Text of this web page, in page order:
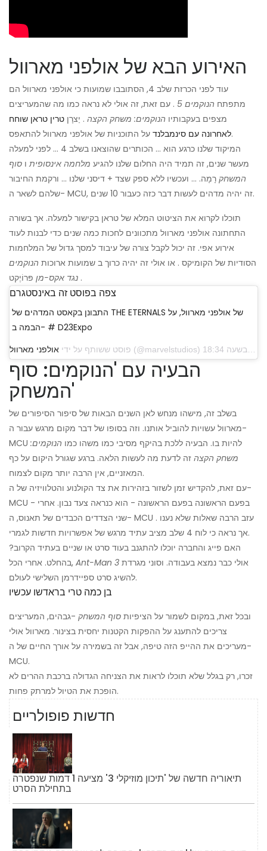
האירוע הבא של אולפני מארוול
עוד לפני הכרזת שלב 4, הסתובבו שמועות כי אולפני מארוול הם
מתפתח הנוקמים 5
. עם זאת, זה אולי לא נראה כמו מה שהמעריצים
מצפים בעקבותיו הנוקמים: משחק הקצה . יַצרָן טרין טראן שוחח
לאחרונה עם סינמבלנדעל התוכניות של אולפני מארוול להתאפס.
המיקוד שלנו כרגע הוא ... הכותרים שהוצאנו בשלב 4 ... לפני למעלה
מעשר שנים, זה תמיד היה החלום שלנו להגיע מלחמה אינסופיתו סוף
המשחק רָמָה. ... ועכשיו ללא ספק שצד + דיסני שלנו ... ורקמת החיבור
שלהם לשאר ה- MCU, זה יהיה מדהים לעשות דבר כזה כעבור 10 שנים.
תוכלו לקרוא את הציטוט המלא של טראן בקישור למעלה. אך בשורה
התחתונה אולפני מארוול מתכוונים לחכות כמה שנים כדי לבנות לעוד
אירוע אפי. זה יכול לקבל צורה של עיבוד למסך גדול של המלחמות
הסודיות של הקומיקס . או אולי זה יהיה כרוך ב שמועות ארוכות הנוקמים
נגד אקס-מן פּרוֹיֶקט .
צפה בפוסט זה באינסטגרם
התבונן בקאסט המדהים של THE ETERNALS של אולפני מארוול, על
הבמה ב- # D23Expo
פוסט ששותף על ידי אולפני מארוול
הבעיה עם 'הנוקמים: סוף
המשחק'
בשלב זה, מישהו מנחש לאן השנים הבאות של סיפור הסיפורים של
מארוול עשויות להוביל אותנו. וזה בסופו של דבר מקום מרגש עבור ה-
MCU להיות בו. הבעיה ללכת בהיקף מסיבי כמו משהו כמו הנוקמים:
משחק הקצה זה לדעת מה לעשות הלאה. ברגע שגורל היקום על כף
המאזניים, אין הרבה יותר מקום לצמוח.
עם זאת, להקדיש זמן לשזור בזהירות את צד הקולנוע והטלוויזיה של ה-
MCU - בפעם הראשונה בפעם הראשונה - הוא כנראה צעד נבון. אחרי
שני הצדדים הכבדים של תאנוס, ה- MCU עזב הרבה שאלות שלא נענו .
אך נראה כי לוח 4 שלב מציב עתיד מרגש של אפשרויות חדשות לגמרי.
האם פייג והחברה יוכלו להתגנב בעוד סרט או שניים בעתיד הקרוב?
בהחלט. אחרי הכל, Ant-Man 3
להשיג סרט ספיידרמן השלישי לעולם.
בן כמה טרי בראדשו עכשיו
ובכל זאת, במקום לשמור על הציפיות סוף המשחק -גבהים, המעריצים
צריכים להתענג על ההפקות הקטנות יחסית בצינור. מארוול אולי
מעריכים את ההייפ הזה טיפה, אבל זה בשמירה על אורך החיים של ה-
MCU.
זכרו, רק בגלל שלא תוכלו לראות את הצניחה הגדולה ברכבת ההרים לא
הופכת את הטיול למרתק פחות.
חדשות פופולריים
תיאוריה חדשה של 'תיכון מוזיקלי 3' מציעה 1 דמות שנפטרה
בתחילת הסרט